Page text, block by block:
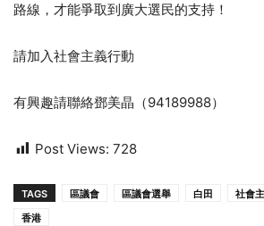
路線，才能爭取到廣大選民的支持！
請加入社會主義行動
有興趣請聯絡鄧美晶（94189988）
Post Views: 728
TAGS 區議會 區議會選舉 白田 社會
香港